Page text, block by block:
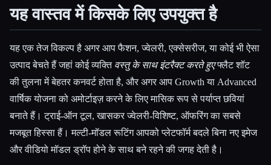
यह वास्तव में किसके लिए उपयुक्त है
यह एक तेज विकल्प है अगर आप फैशन, ज्वेलरी, एक्सेसरीज, या कोई भी ऐसा
उत्पाद बेचते हैं जहां कोई व्यक्ति वस्तु के साथ इंटरैक्ट करते हुएफ्लैट शॉट
की तुलना में बेहतर कनवर्ट होता है, और अगर आप Growth या Advanced
वार्षिक योजना को अमोर्टाइज़ करने के लिए मासिक रूप से पर्याप्त छवियां
बनाते हैं। ट्राई-ऑन टूल, खासकर ज्वेलरी-विशिष्ट, ऑफरिंग का सबसे
मजबूत हिस्सा हैं। मल्टी-मॉडल रूटिंग आपको प्लेटफॉर्म बदले बिना नए इमेज
और वीडियो मॉडल ड्रॉप होने के साथ बने रहने की जगह देती है।